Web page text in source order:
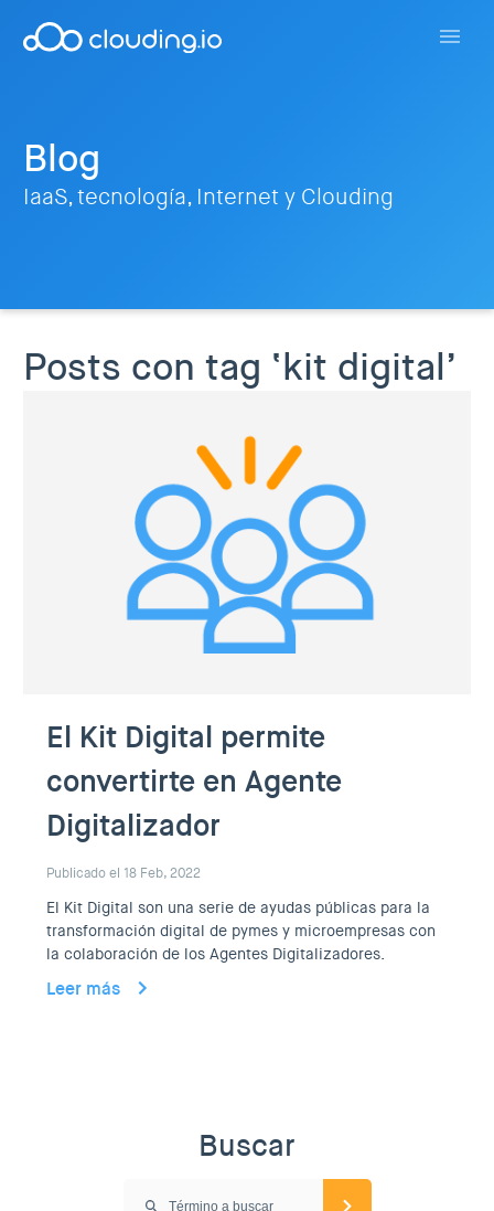
Blog
IaaS, tecnología, Internet y Clouding
Posts con tag ‘kit digital’
El Kit Digital permite
convertirte en Agente
Digitalizador
Publicado el 18 Feb, 2022
El Kit Digital son una serie de ayudas públicas para la
transformación digital de pymes y microempresas con
la colaboración de los Agentes Digitalizadores.
Leer más
Buscar